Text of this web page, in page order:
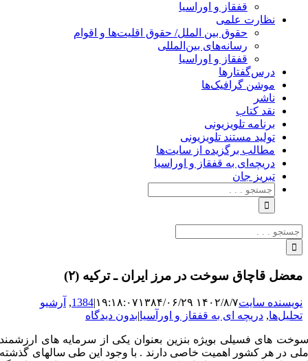
قفقاز و اوراسیا
نظارت علمی
حقوق بین الملل/ حقوق اقلیت‌ها و اقوام
رسانه‌های بین‌المللی
قفقاز و اوراسیا
درس‌گفتارها
موشن گرافیک‌ها
ناشر
نقد کتاب
برنامه‌ تلویزیونی
تولید مستند تلویزیونی
مطالب برگزیده از سایت‌ها
دریچه‌ای به قفقاز و اوراسیا
تبریزِ جان
جستجو
برای:
جستجو
برای:
معضل قاچاق سوخت در مرز ایران ـ ترکیه (۲)
نویسنده سایت۱۴۰۲/۸/۷ ۱۹:۱۸:۰۷ ۱۳۸۴/۰۶/۲۹ |
1384
, آرشیو
تحلیل‌ها, دریچه ای به قفقاز و اورآسیا|بدون دیدگاه
سوخت های فسیلی بویژه بنزین بعنوان یکی از سرمایه های ارزشمند
ملی در هر کشور اهمیت خاصی دارند . با وجود این طی سالهای گذشته